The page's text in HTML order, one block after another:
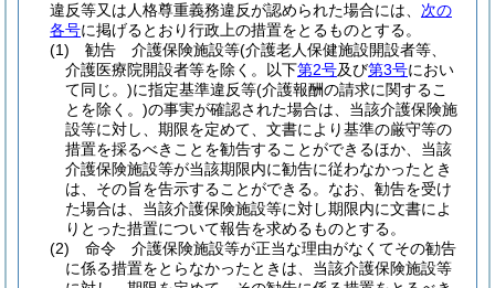
違反等又は人格尊重義務違反が認められた場合には、 次の
各号に掲げるとおり行政上の措置をとるものとする。
(1)
勧告 介護保険施設等(介護老人保健施設開設者等、
介護医療院開設者等を除く。以下第2号及び第3号におい
て同じ。)に指定基準違反等(介護報酬の請求に関するこ
とを除く。)の事実が確認された場合は、当該介護保険施
設等に対し、期限を定めて、文書により基準の厳守等の
措置を採るべきことを勧告することができるほか、当該
介護保険施設等が当該期限内に勧告に従わなかったとき
は、その旨を告示することができる。 なお、勧告を受け
た場合は、当該介護保険施設等に対し期限内に文書によ
りとった措置について報告を求めるものとする。
(2)
命令 介護保険施設等が正当な理由がなくてその勧告
に係る措置をとらなかったときは、当該介護保険施設等